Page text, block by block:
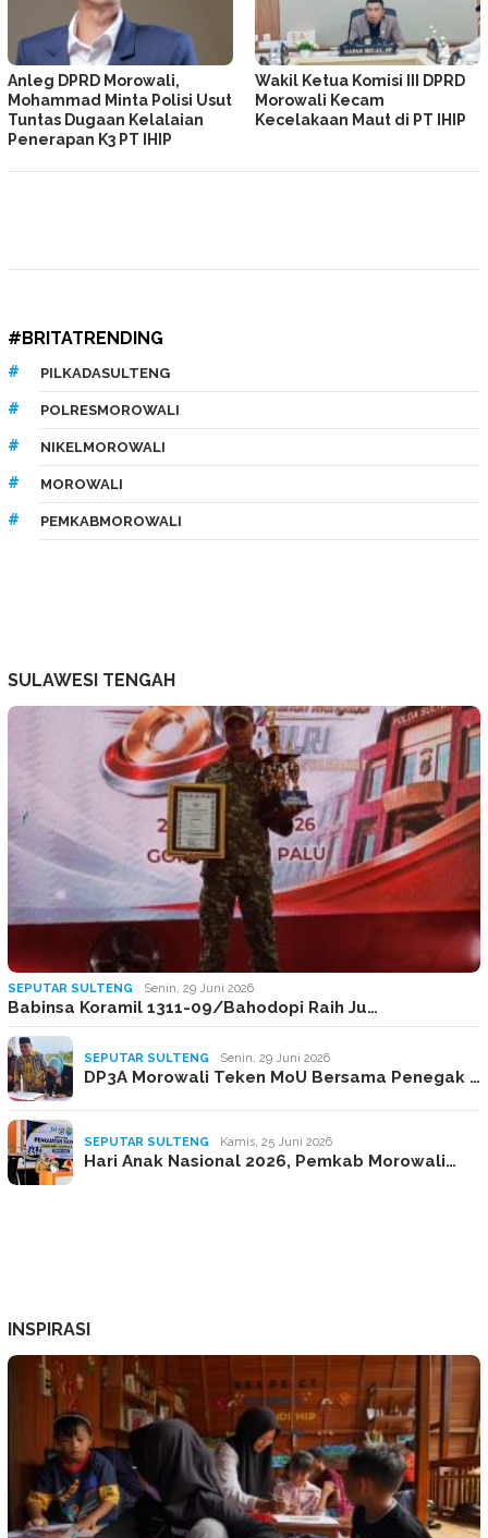
Anleg DPRD Morowali,
Mohammad Minta Polisi Usut
Tuntas Dugaan Kelalaian
Penerapan K3 PT IHIP
Wakil Ketua Komisi III DPRD
Morowali Kecam
Kecelakaan Maut di PT IHIP
#BRITATRENDING
PILKADASULTENG
POLRESMOROWALI
NIKELMOROWALI
MOROWALI
PEMKABMOROWALI
SULAWESI TENGAH
SEPUTAR SULTENG Senin, 29 Juni 2026
Babinsa Koramil 1311-09/Bahodopi Raih Ju…
SEPUTAR SULTENG Senin, 29 Juni 2026
DP3A Morowali Teken MoU Bersama Penegak …
SEPUTAR SULTENG Kamis, 25 Juni 2026
Hari Anak Nasional 2026, Pemkab Morowali…
INSPIRASI